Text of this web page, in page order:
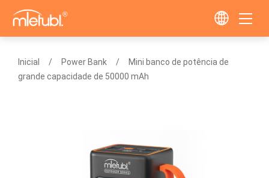
Inicial Power Bank
Mini banco de potência de
grande capacidade de 50000 mAh